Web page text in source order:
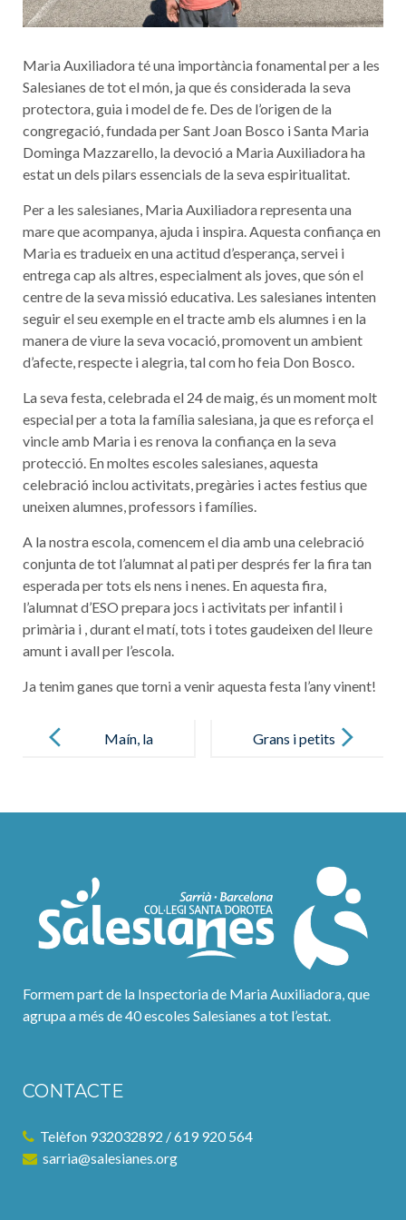
Maria Auxiliadora té una importància fonamental per a les
Salesianes de tot el món, ja que és considerada la seva
protectora, guia i model de fe. Des de l’origen de la
congregació, fundada per Sant Joan Bosco i Santa Maria
Dominga Mazzarello, la devoció a Maria Auxiliadora ha
estat un dels pilars essencials de la seva espiritualitat.
Per a les salesianes, Maria Auxiliadora representa una
mare que acompanya, ajuda i inspira. Aquesta confiança en
Maria es tradueix en una actitud d’esperança, servei i
entrega cap als altres, especialment als joves, que són el
centre de la seva missió educativa. Les salesianes intenten
seguir el seu exemple en el tracte amb els alumnes i en la
manera de viure la seva vocació, promovent un ambient
d’afecte, respecte i alegria, tal com ho feia Don Bosco.
La seva festa, celebrada el 24 de maig, és un moment molt
especial per a tota la família salesiana, ja que es reforça el
vincle amb Maria i es renova la confiança en la seva
protecció. En moltes escoles salesianes, aquesta
celebració inclou activitats, pregàries i actes festius que
uneixen alumnes, professors i famílies.
A la nostra escola, comencem el dia amb una celebració
conjunta de tot l’alumnat al pati per després fer la fira tan
esperada per tots els nens i nenes. En aquesta fira,
l’alumnat d’ESO prepara jocs i activitats per infantil i
primària i , durant el matí, tots i totes gaudeixen del lleure
amunt i avall per l’escola.
Ja tenim ganes que torni a venir aquesta festa l’any vinent!
navigation
Maín, la
Grans i petits
Formem part de la Inspectoria de Maria Auxiliadora, que
agrupa a més de 40 escoles Salesianes a tot l’estat.
CONTACTE
Telèfon 932032892 / 619 920 564
sarria@salesianes.org